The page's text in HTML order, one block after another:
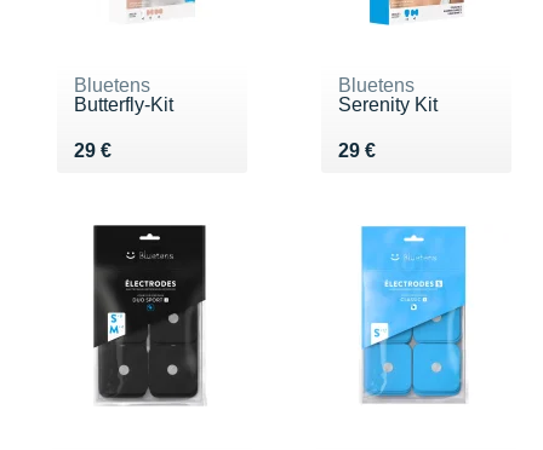
Bluetens
Butterfly-Kit
29 €
Vendu 29 €
Bluetens
Serenity Kit
29 €
Vendu 29 €